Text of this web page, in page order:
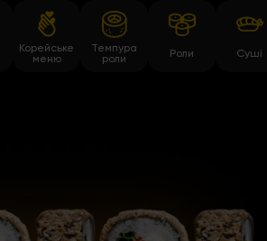
Корейське
меню
Темпура
роли
Роли Суші